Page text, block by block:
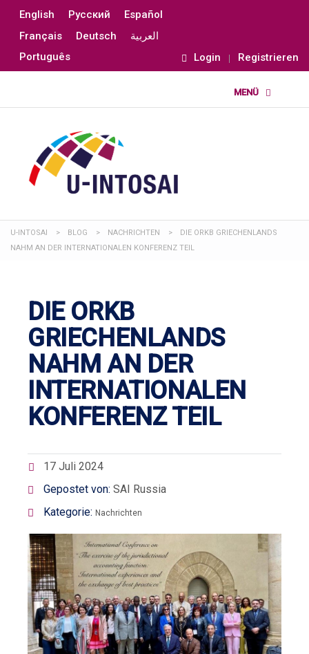
English Русский
Español
Français
Deutsch
العربية
Português
Login Registrieren
U-INTOSAI > BLOG > NACHRICHTEN >
DIE ORKB GRIECHENLANDS
NAHM AN DER INTERNATIONALEN KONFERENZ TEIL
DIE ORKB
GRIECHENLANDS
NAHM AN DER
INTERNATIONALEN
KONFERENZ TEIL
17 Juli 2024
Gepostet von: SAI Russia
Kategorie: Nachrichten